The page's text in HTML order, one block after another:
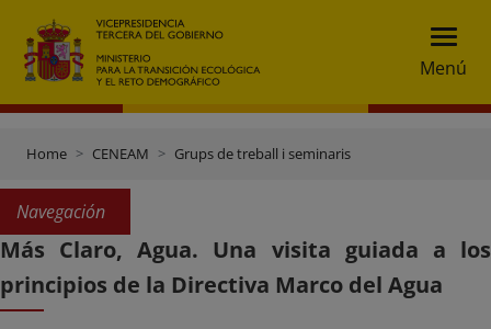
Menú
Home CENEAM Grups de treball i seminaris
Navegación
Más Claro, Agua. Una visita guiada a los
principios de la Directiva Marco del Agua